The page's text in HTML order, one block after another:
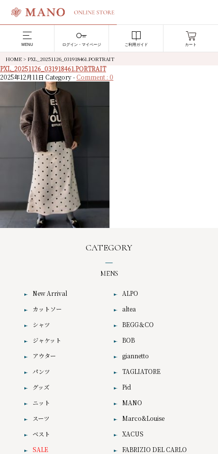
MENU ログイン・マイページ ご利用ガイド カート
HOME > PXL_20251126_031918461.PORTRAIT
PXL_20251126_031918461.PORTRAIT
2025年12月11日 Category - Comment : 0
CATEGORY
MENS
New Arrival
カットソー
シャツ
ジャケット
アウター
パンツ
グッズ
ニット
スーツ
ベスト
SALE
ALPO
altea
BEGG＆CO
BOB
giannetto
TAGLIATORE
Pid
MANO
Marco&Louise
XACUS
FABRIZIO DEL CARLO